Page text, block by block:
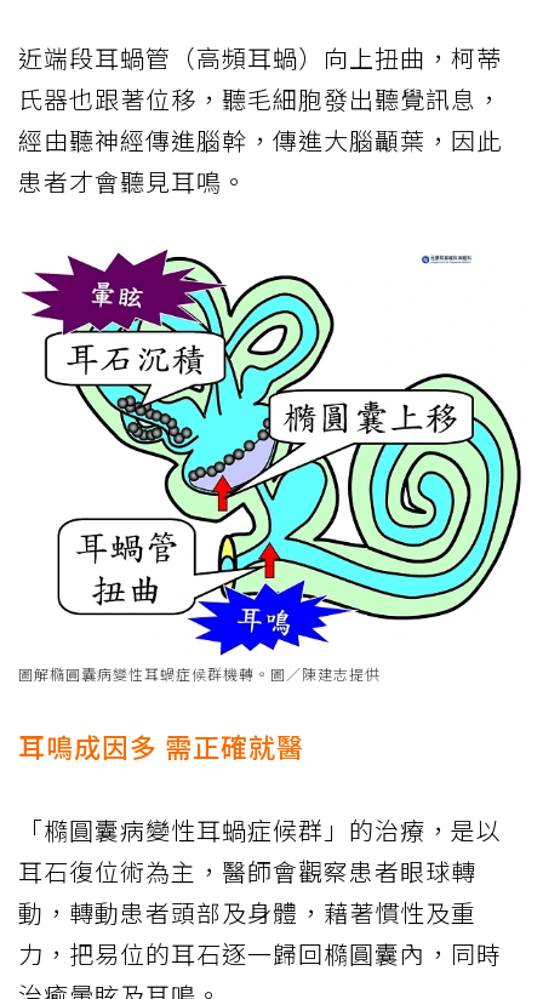
近端段耳蝸管（高頻耳蝸）向上扭曲，柯蒂
氏器也跟著位移，聽毛細胞發出聽覺訊息，
經由聽神經傳進腦幹，傳進大腦顳葉，因此
患者才會聽見耳鳴。
圖解橢圓囊病變性耳蝸症候群機轉。圖／陳建志提供
耳鳴成因多 需正確就醫
「橢圓囊病變性耳蝸症候群」的治療，是以
耳石復位術為主，醫師會觀察患者眼球轉
動，轉動患者頭部及身體，藉著慣性及重
力，把易位的耳石逐一歸回橢圓囊內，同時